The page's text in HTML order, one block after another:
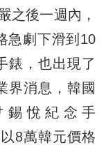
之後一週內，
急劇下滑到10
錶，也出現了
界消息，韓國
錫悅紀念手
8萬韓元價格